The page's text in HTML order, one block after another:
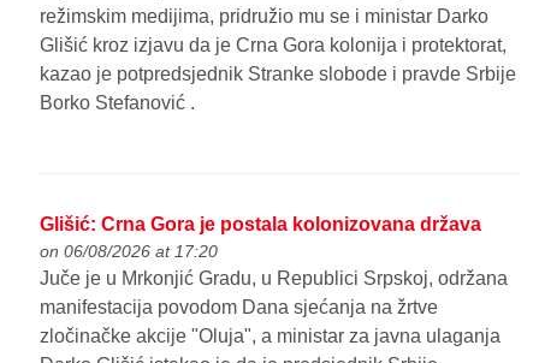
režimskim medijima, pridružio mu se i ministar Darko
Glišić kroz izjavu da je Crna Gora kolonija i protektorat,
kazao je potpredsjednik Stranke slobode i pravde Srbije
Borko Stefanović .
Glišić: Crna Gora je postala kolonizovana država
on 06/08/2026 at 17:20
Juče je u Mrkonjić Gradu, u Republici Srpskoj, održana
manifestacija povodom Dana sjećanja na žrtve
zločinačke akcije "Oluja", a ministar za javna ulaganja